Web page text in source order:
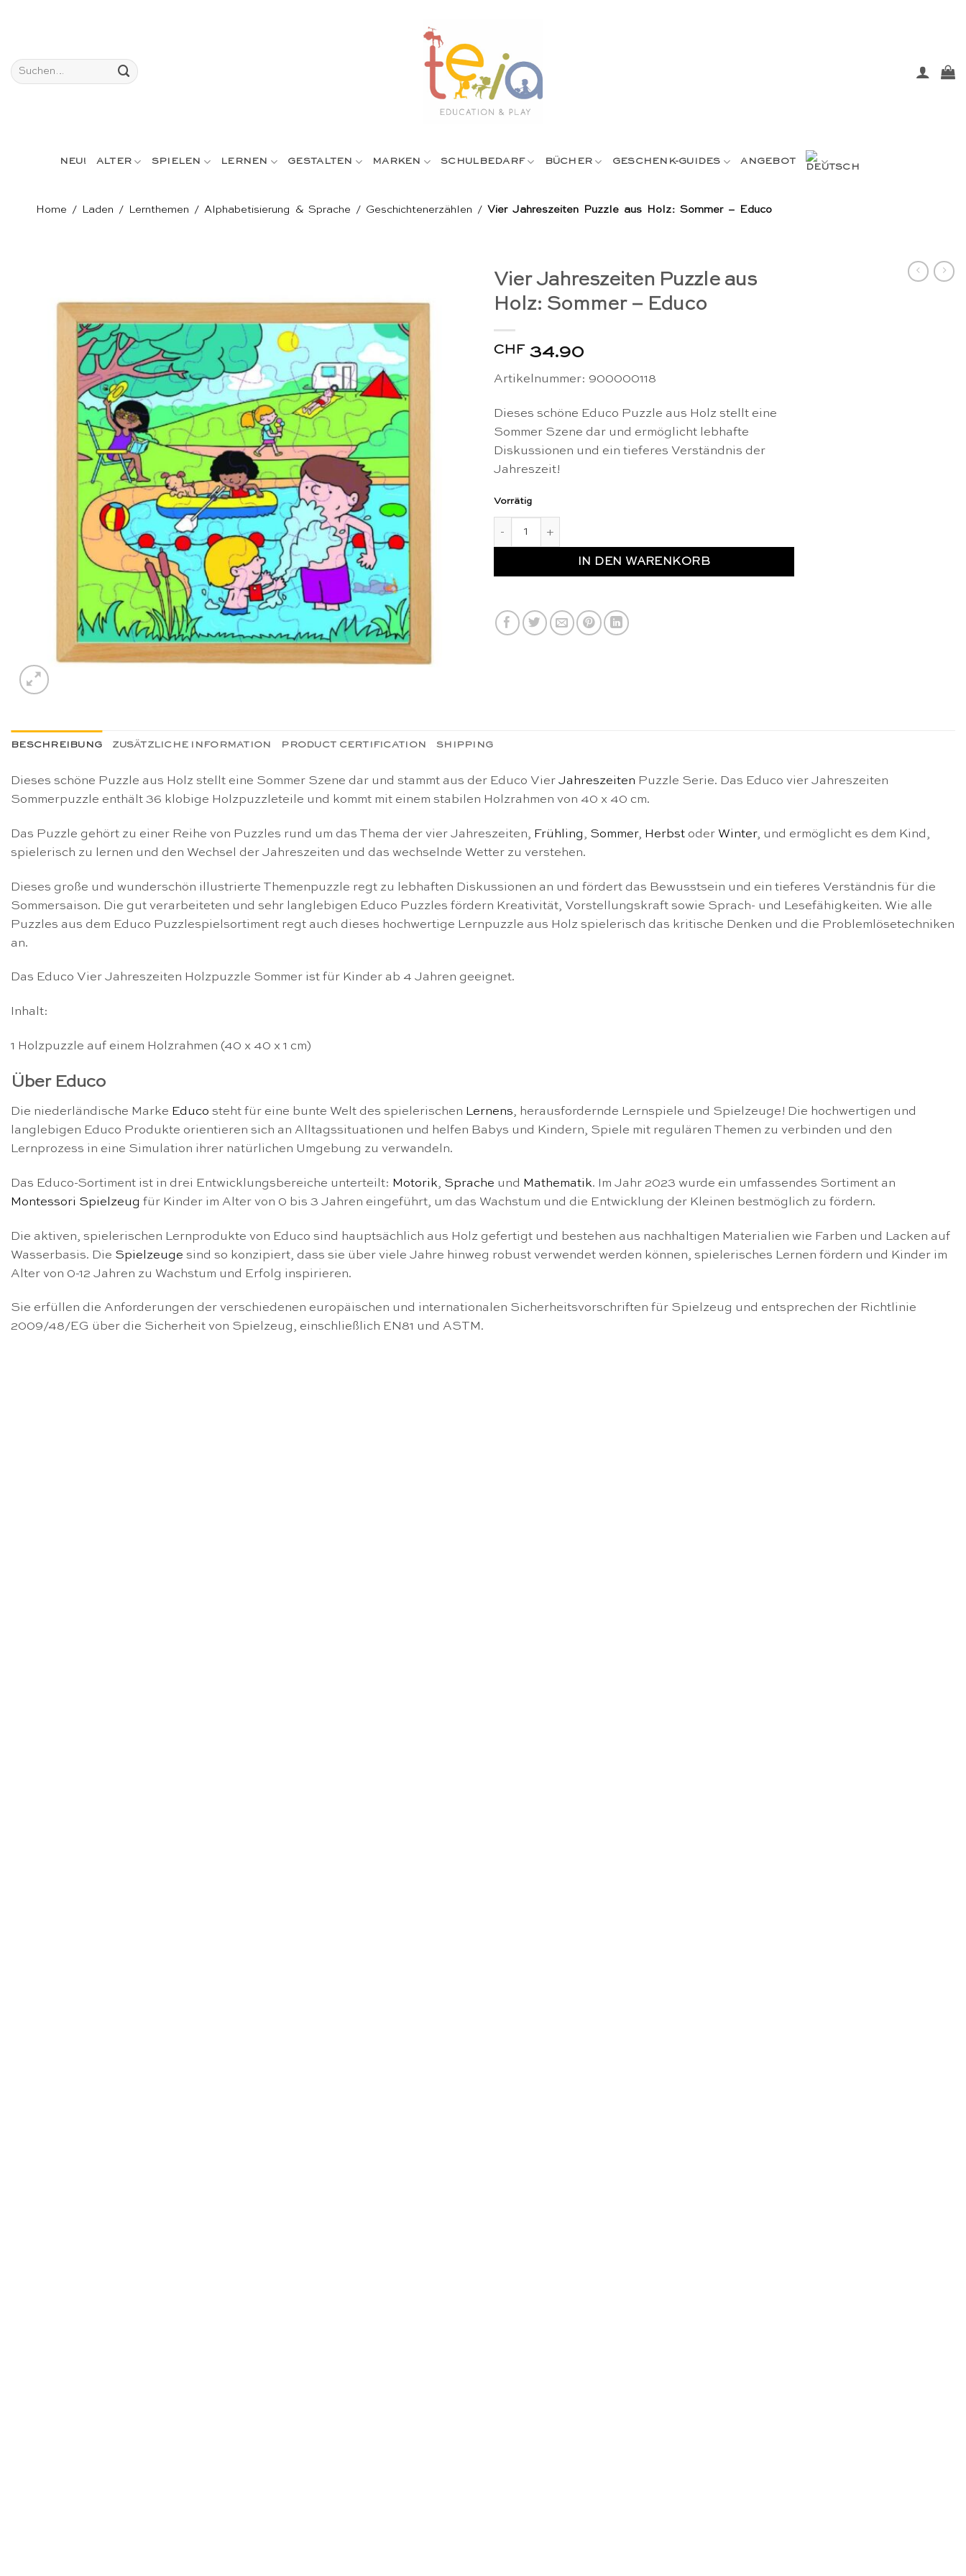
Suchen
nach:
NEU! ALTER SPIELEN LERNEN GESTALTEN MARKEN SCHULBEDARF BÜCHER GESCHENK-GUIDES ANGEBOT
Home / Laden / Lernthemen / Alphabetisierung & Sprache / Geschichtenerzählen / Vier Jahreszeiten Puzzle aus Holz: Sommer – Educo
Vier Jahreszeiten Puzzle aus
Holz: Sommer – Educo
CHF 34.90
Artikelnummer: 900000118
Dieses schöne Educo Puzzle aus Holz stellt eine
Sommer Szene dar und ermöglicht lebhafte
Diskussionen und ein tieferes Verständnis der
Jahreszeit!
Vorrätig
IN DEN WARENKORB
BESCHREIBUNG ZUSÄTZLICHE INFORMATION PRODUCT CERTIFICATION SHIPPING
Dieses schöne Puzzle aus Holz stellt eine Sommer Szene dar und stammt aus der Educo Vier Jahreszeiten Puzzle Serie. Das Educo vier Jahreszeiten
Sommerpuzzle enthält 36 klobige Holzpuzzleteile und kommt mit einem stabilen Holzrahmen von 40 x 40 cm.
Das Puzzle gehört zu einer Reihe von Puzzles rund um das Thema der vier Jahreszeiten, Frühling, Sommer, Herbst oder Winter, und ermöglicht es dem Kind,
spielerisch zu lernen und den Wechsel der Jahreszeiten und das wechselnde Wetter zu verstehen.
Dieses große und wunderschön illustrierte Themenpuzzle regt zu lebhaften Diskussionen an und fördert das Bewusstsein und ein tieferes Verständnis für die
Sommersaison. Die gut verarbeiteten und sehr langlebigen Educo Puzzles fördern Kreativität, Vorstellungskraft sowie Sprach- und Lesefähigkeiten. Wie alle
Puzzles aus dem Educo Puzzlespielsortiment regt auch dieses hochwertige Lernpuzzle aus Holz spielerisch das kritische Denken und die Problemlösetechniken
an.
Das Educo Vier Jahreszeiten Holzpuzzle Sommer ist für Kinder ab 4 Jahren geeignet.
Inhalt:
1 Holzpuzzle auf einem Holzrahmen (40 x 40 x 1 cm)
Über Educo
Die niederländische Marke Educo steht für eine bunte Welt des spielerischen Lernens, herausfordernde Lernspiele und Spielzeuge! Die hochwertigen und
langlebigen Educo Produkte orientieren sich an Alltagssituationen und helfen Babys und Kindern, Spiele mit regulären Themen zu verbinden und den
Lernprozess in eine Simulation ihrer natürlichen Umgebung zu verwandeln.
Das Educo-Sortiment ist in drei Entwicklungsbereiche unterteilt: Motorik, Sprache und Mathematik. Im Jahr 2023 wurde ein umfassendes Sortiment an
Montessori Spielzeug für Kinder im Alter von 0 bis 3 Jahren eingeführt, um das Wachstum und die Entwicklung der Kleinen bestmöglich zu fördern.
Die aktiven, spielerischen Lernprodukte von Educo sind hauptsächlich aus Holz gefertigt und bestehen aus nachhaltigen Materialien wie Farben und Lacken auf
Wasserbasis. Die Spielzeuge sind so konzipiert, dass sie über viele Jahre hinweg robust verwendet werden können, spielerisches Lernen fördern und Kinder im
Alter von 0-12 Jahren zu Wachstum und Erfolg inspirieren.
Sie erfüllen die Anforderungen der verschiedenen europäischen und internationalen Sicherheitsvorschriften für Spielzeug und entsprechen der Richtlinie
2009/48/EG über die Sicherheit von Spielzeug, einschließlich EN81 und ASTM.